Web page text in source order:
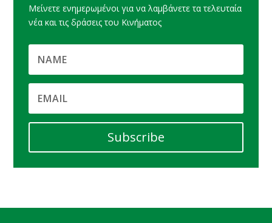
Μείνετε ενημερωμένοι για να λαμβάνετε τα τελευταία
νέα και τις δράσεις του Κινήματος
Subscribe